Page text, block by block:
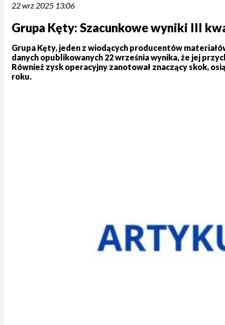
22 wrz 2025 13:06
Grupa Kęty: Szacunkowe wyniki III
Grupa Kęty, jeden z wiodących producentów
danych opublikowanych 22 września wynika, że jej
Również zysk operacyjny zanotował znaczący skok,
roku.